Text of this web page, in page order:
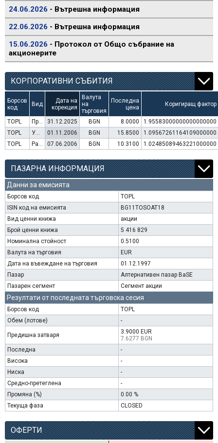
24.06.2026 - Вътрешна информация
22.06.2026 - Вътрешна информация
15.06.2026 - Протокол от Общо събрание на
акционерите
КОРПОРАТИВНИ СЪБИТИЯ
Борсов
код
Вид
Дата на
корекция
Валута
на
търговия
Последна
цена
Коригиращ фактор
TOPL Преминаване към търговия в Евро 31.12.2025 BGN 8.0000
1.95583000000000000000
TOPL
Увеличение на капитал (права) 01.11.2006 BGN 15.8500
1.09567261164109000000
TOPL
Раздаване на дивидент 07.06.2006 BGN 10.3100 1.02485089463221000000
ПАЗАРНА ИНФОРМАЦИЯ
Данни за емисията
Борсов код
TOPL
ISIN код на емисията
BG11TOSOAT18
Вид ценни книжа
акции
Брой ценни книжа
5 416 829
Номинална стойност
0.5100
Валута на търговия
EUR
Дата на въвеждане на търговия
01.12.1997
Пазар
Алтернативен пазар BaSE
Пазарен сегмент
Сегмент акции
Резултати от последната търговска сесия
Борсов код
TOPL
Обем (лотове)
-
Предишна затваря
3.9000 EUR
7.6277 BGN
Последна
-
Висока
-
Ниска
-
Средно-претеглена
-
Промяна (%)
0.00 %
Текуща фаза
CLOSED
ОФЕРТИ